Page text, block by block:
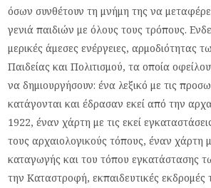
όσων συνθέτουν τη μνήμη της να
γενιά παιδιών με όλους τους τρόπους.
μερικές άμεσες ενέργειες, αρμοδιότητας
Παιδείας και Πολιτισμού, τα οποία
να δημιουργήσουν: ένα λεξικό με τις
κατάγονται και έδρασαν εκεί από την
1922, έναν χάρτη με τις εκεί
τους αρχαιολογικούς τόπους, έναν χάρτη
καταγωγής και του τόπου εγκατάστασης
την Καταστροφή, εκπαιδευτικές εκδρομές